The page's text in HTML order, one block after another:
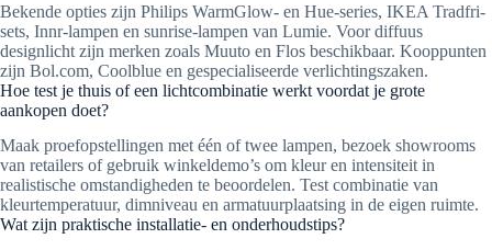
Bekende opties zijn Philips WarmGlow- en Hue-series, IKEA Tradfri-
sets, Innr-lampen en sunrise-lampen van Lumie. Voor diffuus
designlicht zijn merken zoals Muuto en Flos beschikbaar. Kooppunten
zijn Bol.com, Coolblue en gespecialiseerde verlichtingszaken.
Hoe test je thuis of een lichtcombinatie werkt voordat je grote
aankopen doet?
Maak proefopstellingen met één of twee lampen, bezoek showrooms
van retailers of gebruik winkeldemo’s om kleur en intensiteit in
realistische omstandigheden te beoordelen. Test combinatie van
kleurtemperatuur, dimniveau en armatuurplaatsing in de eigen ruimte.
Wat zijn praktische installatie- en onderhoudstips?